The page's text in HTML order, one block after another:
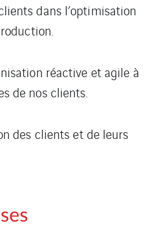
dans l’optimisation
réactive et agile à
de nos clients.
des clients et de leurs